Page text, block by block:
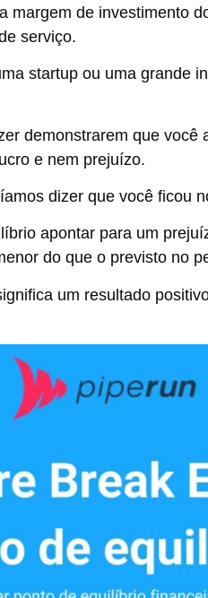
margem de investimento
serviço.
startup ou uma grande
demonstrarem que você
e nem prejuízo.
dizer que você ficou
apontar para um
do que o previsto no
um resultado